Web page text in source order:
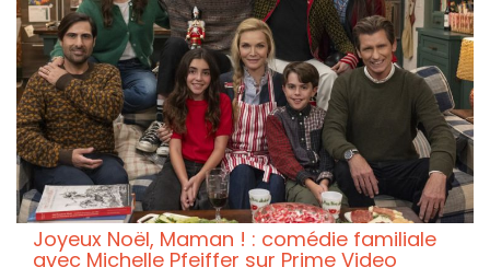
Joyeux Noël, Maman ! : comédie familiale
avec Michelle Pfeiffer sur Prime Video